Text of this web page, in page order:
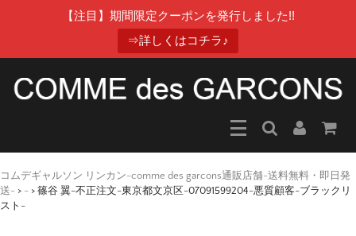
【注目】期間限定クーポンを発行しました!!
⇒詳しくはコチラ♪
コムデギャルソン リンカン-comme des garcons通販店舗-送料無料・即日発
送- > - > 篠谷 翼-不正注文-東京都文京区-07091599204-悪質顧客-ブラックリ
スト-